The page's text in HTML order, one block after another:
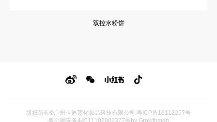
双控水粉饼
版权所有©广州卡迪莲化妆品科技有限公司 .粤ICP备16112257号